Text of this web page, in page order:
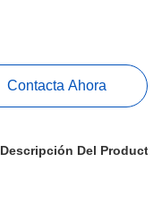
Contacta Ahora
Descripción Del Producto